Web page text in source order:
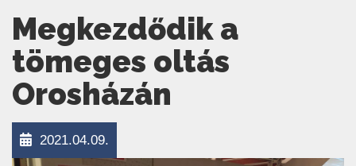
Megkezdődik a
tömeges oltás
Orosházán
2021.04.09.